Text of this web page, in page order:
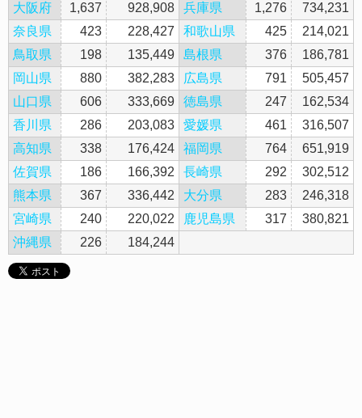
大阪府 1,637 928,908 兵庫県 1,276
734,231
奈良県
423 228,427 和歌山県 425
214,021
鳥取県
198 135,449 島根県 376
186,781
岡山県
880 382,283 広島県 791
505,457
山口県
606 333,669 徳島県 247
162,534
香川県
286 203,083 愛媛県 461
316,507
高知県
338 176,424 福岡県 764
651,919
佐賀県
186 166,392 長崎県 292
302,512
熊本県
367 336,442 大分県 283
246,318
宮崎県
240 220,022 鹿児島県 317
380,821
沖縄県
226 184,244